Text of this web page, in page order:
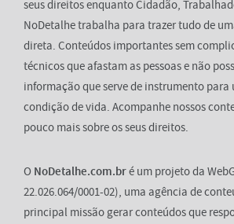
seus direitos enquanto Cidadão,
NoDetalhe trabalha para trazer tudo de
direta. Conteúdos importantes sem
técnicos que afastam as pessoas e não
informação que serve de instrumento para
condição de vida. Acompanhe nossos
pouco mais sobre os seus direitos.
O NoDetalhe.com.bré um projeto da
22.026.064/0001-02), uma agência de
principal missão gerar conteúdos que